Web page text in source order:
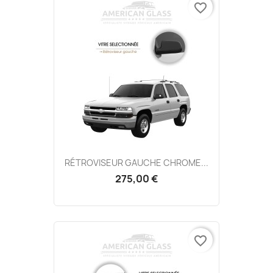
RÉTROVISEUR GAUCHE CHROME...
275,00 €
favorite_border
favorite_border